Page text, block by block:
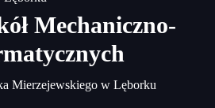
Mechaniczno-
Mierzejewskiego w Lęborku